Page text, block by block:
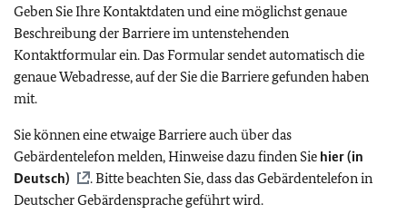
Geben Sie Ihre Kontaktdaten und eine möglichst genaue
Beschreibung der Barriere im untenstehenden
Kontaktformular ein. Das Formular sendet automatisch die
genaue Webadresse, auf der Sie die Barriere gefunden haben
mit.
Sie können eine etwaige Barriere auch über das
Gebärdentelefon melden, Hinweise dazu finden Sie hier (in
Deutsch)
. Bitte beachten Sie, dass das Gebärdentelefon in
Deutscher Gebärdensprache geführt wird.